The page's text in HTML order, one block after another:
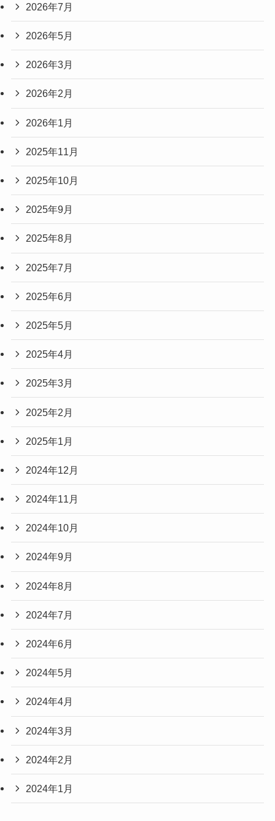
2026年7月
2026年5月
2026年3月
2026年2月
2026年1月
2025年11月
2025年10月
2025年9月
2025年8月
2025年7月
2025年6月
2025年5月
2025年4月
2025年3月
2025年2月
2025年1月
2024年12月
2024年11月
2024年10月
2024年9月
2024年8月
2024年7月
2024年6月
2024年5月
2024年4月
2024年3月
2024年2月
2024年1月